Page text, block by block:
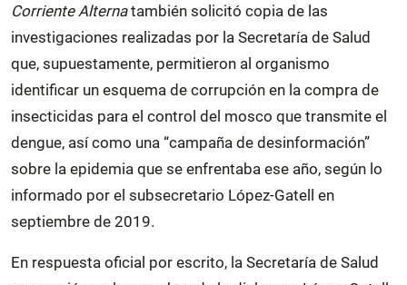
Corriente Alternatambién solicitó copia de las
investigaciones realizadas por la Secretaría de Salud
que, supuestamente, permitieron al organismo
identificar un esquema de corrupción en la compra de
insecticidas para el control del mosco que transmite el
dengue, así como una “campaña de desinformación”
sobre la epidemia que se enfrentaba ese año, según lo
informado por el subsecretario López-Gatell en
septiembre de 2019.
En respuesta oficial por escrito, la Secretaría de Salud